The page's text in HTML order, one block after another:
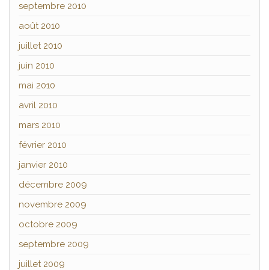
septembre 2010
août 2010
juillet 2010
juin 2010
mai 2010
avril 2010
mars 2010
février 2010
janvier 2010
décembre 2009
novembre 2009
octobre 2009
septembre 2009
juillet 2009